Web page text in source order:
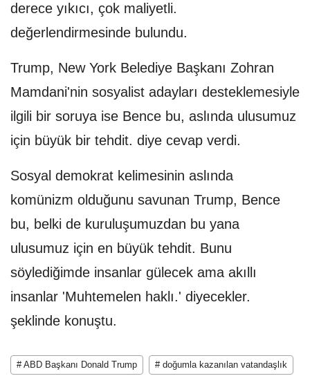
derece yıkıcı, çok maliyetli.
değerlendirmesinde bulundu.
Trump, New York Belediye Başkanı Zohran
Mamdani'nin sosyalist adayları desteklemesiyle
ilgili bir soruya ise Bence bu, aslında ulusumuz
için büyük bir tehdit. diye cevap verdi.
Sosyal demokrat kelimesinin aslında
komünizm olduğunu savunan Trump, Bence
bu, belki de kuruluşumuzdan bu yana
ulusumuz için en büyük tehdit. Bunu
söylediğimde insanlar gülecek ama akıllı
insanlar 'Muhtemelen haklı.' diyecekler.
şeklinde konuştu.
# ABD Başkanı Donald Trump # doğumla kazanılan vatandaşlık